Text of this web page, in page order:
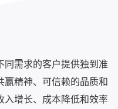
同需求的客户提供独到准
精神、可信赖的品质和
入增长、成本降低和效率